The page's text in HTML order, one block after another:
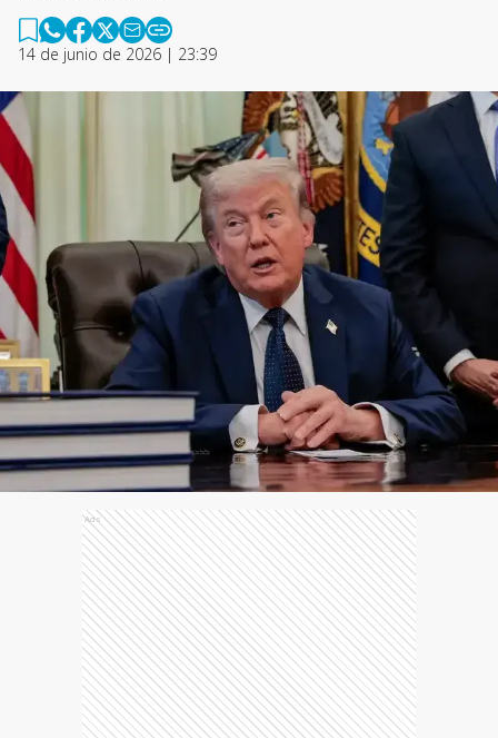
14 de junio de 2026 | 23:39
Ads